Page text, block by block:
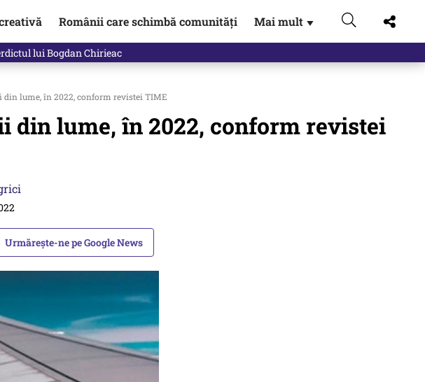
Românii care schimbă comunități Mai mult ▼
pentru toți românii
din lume, în 2022, conform revistei TIME
din lume, în 2022, conform revistei
Urmărește-ne pe Google News